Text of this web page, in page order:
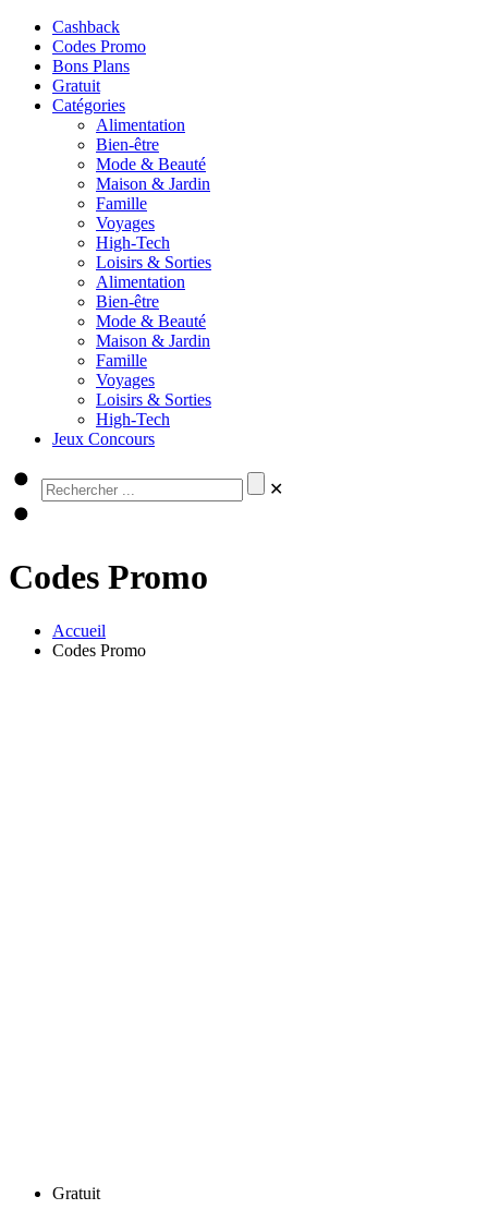
Cashback
Codes Promo
Bons Plans
Gratuit
Catégories
Alimentation
Bien-être
Mode & Beauté
Maison & Jardin
Famille
Voyages
High-Tech
Loisirs & Sorties
Alimentation
Bien-être
Mode & Beauté
Maison & Jardin
Famille
Voyages
Loisirs & Sorties
High-Tech
Jeux Concours
✕
Codes Promo
Accueil
Codes Promo
Gratuit